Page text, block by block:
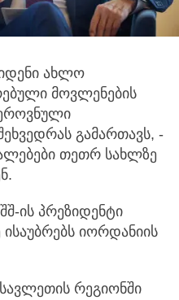
ახლო
მოვლენების
გამართავს, -
თეთრ სახლზე
ის პრეზიდენტი
ისაუბრებს იორდანიის
რეგიონში